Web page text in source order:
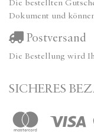
Die bestellten
Dokument und
Postversand
Die Bestellung wird
SICHERES